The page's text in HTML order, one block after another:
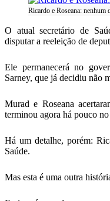
Ricardo e Roseana: nenhum
O atual secretário de
disputar a reeleição de
Ele permanecerá no
Sarney, que já decidiu não
Murad e Roseana
terminou agora há pouco
Há um detalhe, porém:
Saúde.
Mas esta é uma outra